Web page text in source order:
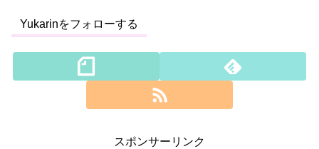
Yukarinをフォローする
スポンサーリンク